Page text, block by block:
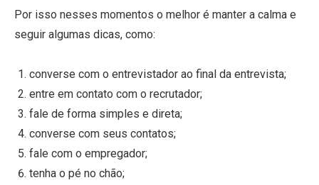
Por isso nesses momentos o melhor é manter a calma e
seguir algumas dicas, como:
converse com o entrevistador ao final da entrevista;
entre em contato com o recrutador;
fale de forma simples e direta;
converse com seus contatos;
fale com o empregador;
tenha o pé no chão;